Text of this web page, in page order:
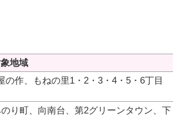
地域
作、もねの里1・2・3・4・5・6丁目
り町、向南台、第2グリーンタウン、下